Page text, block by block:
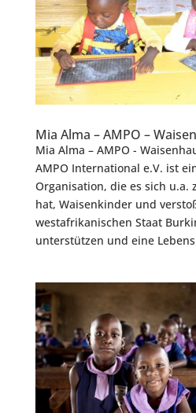
Mia Alma – AMPO –
Mia Alma – AMPO -
AMPO International e.V. ist
Organisation, die es sich u.a.
hat, Waisenkinder und
westafrikanischen Staat
unterstützen und eine